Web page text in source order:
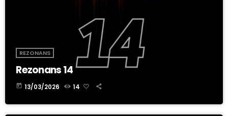
REZONANS
Rezonans 14
today 13/03/2026 14